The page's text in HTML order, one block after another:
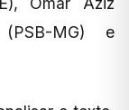
MG) e